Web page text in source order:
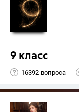
9 класс
16392 вопроса